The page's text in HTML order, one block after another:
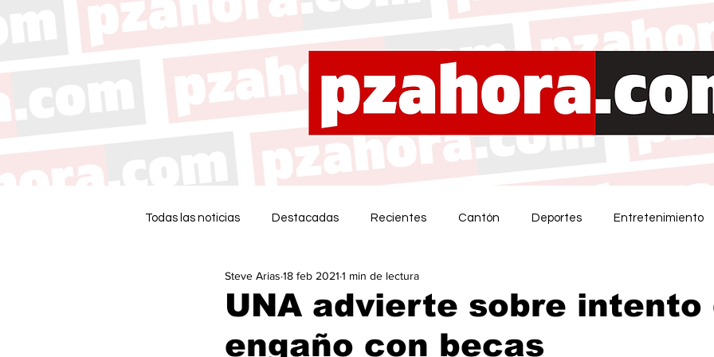
Todas las noticias Destacadas Recientes Cantón Deportes Entretenimiento
UNA advierte sobre intento
engaño con becas
Steve Arias 18 feb 2021 1 min de lectura